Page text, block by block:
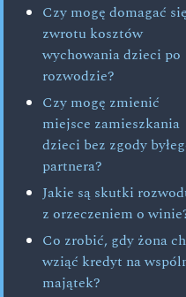
Czy mogę domagać się
zwrotu kosztów
wychowania dzieci po
rozwodzie?
Czy mogę zmienić
miejsce zamieszkania
dzieci bez zgody
partnera?
Jakie są skutki
z orzeczeniem o
Co zrobić, gdy żona
wziąć kredyt na
majątek?